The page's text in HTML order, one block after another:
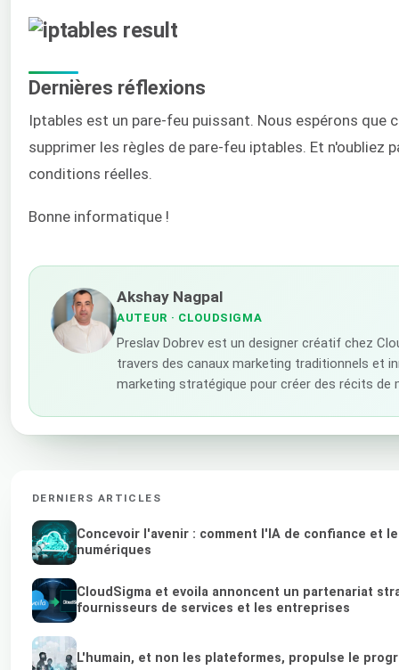
Dernières réflexions
Iptables est un pare-feu puissant. Nous espérons que
supprimer les règles de pare-feu iptables. Et n'oubliez
conditions réelles.
Bonne informatique !
Akshay Nagpal
AUTEUR · CLOUDSIGMA
Preslav Dobrev est un designer créatif chez
travers des canaux marketing traditionnels et
marketing stratégique pour créer des récits de
DERNIERS ARTICLES
Concevoir l'avenir : comment l'IA de confiance et
numériques
CloudSigma et evoila annoncent un partenariat
fournisseurs de services et les entreprises
L'humain, et non les plateformes, propulse le